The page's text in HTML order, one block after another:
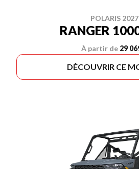
POLARIS 2027
RANGER
À partir de 29
DÉCOUVRIR CE